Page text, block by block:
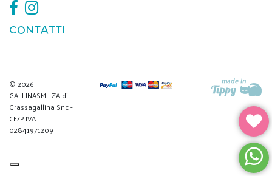
CONTATTI
© 2026
GALLINASMILZA di
Grassagallina Snc -
CF/P.IVA
02841971209